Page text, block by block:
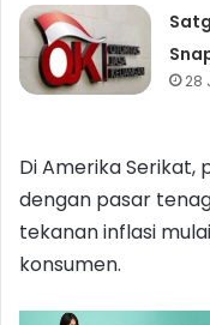
28
Di Amerika
dengan pasar
tekanan inflasi
konsumen.